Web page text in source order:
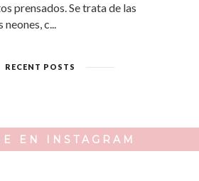
prensados. Se trata de las
c...
RECENT POSTS
EN INSTAGRAM